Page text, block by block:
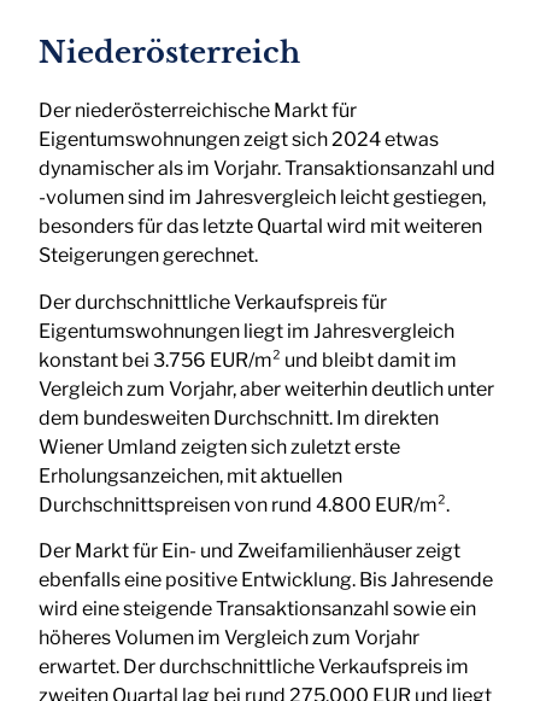
Niederösterreich
Der niederösterreichische Markt für
Eigentumswohnungen zeigt sich 2024 etwas
dynamischer als im Vorjahr. Transaktionsanzahl und
-volumen sind im Jahresvergleich leicht gestiegen,
besonders für das letzte Quartal wird mit weiteren
Steigerungen gerechnet.
Der durchschnittliche Verkaufspreis für
Eigentumswohnungen liegt im Jahresvergleich
konstant bei 3.756 EUR/m² und bleibt damit im
Vergleich zum Vorjahr, aber weiterhin deutlich unter
dem bundesweiten Durchschnitt. Im direkten
Wiener Umland zeigten sich zuletzt erste
Erholungsanzeichen, mit aktuellen
Durchschnittspreisen von rund 4.800 EUR/m².
Der Markt für Ein- und Zweifamilienhäuser zeigt
ebenfalls eine positive Entwicklung. Bis Jahresende
wird eine steigende Transaktionsanzahl sowie ein
höheres Volumen im Vergleich zum Vorjahr
erwartet. Der durchschnittliche Verkaufspreis im
zweiten Quartal lag bei rund 275.000 EUR und liegt